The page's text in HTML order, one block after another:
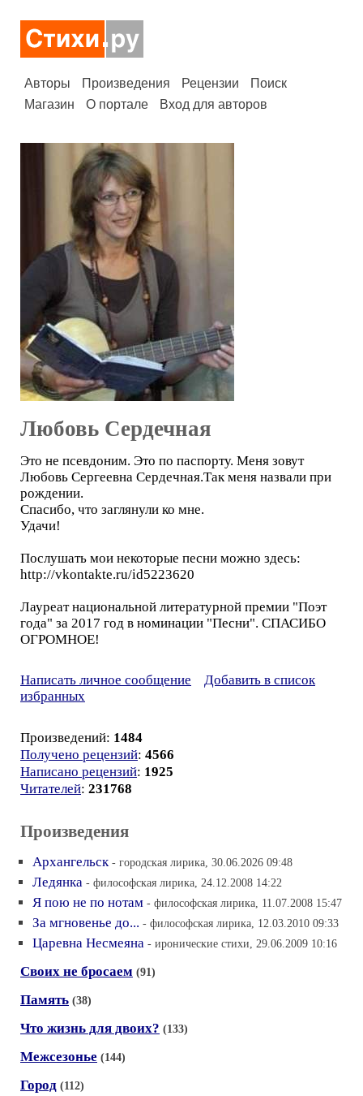
Авторы Произведения Рецензии
Поиск
Магазин
О портале Вход для авторов
Любовь Сердечная
Это не псевдоним. Это по паспорту. Меня зовут
Любовь Сергеевна Сердечная.Так меня назвали при
рождении.
Спасибо, что заглянули ко мне.
Удачи!
Послушать мои некоторые песни можно здесь:
http://vkontakte.ru/id5223620
Лауреат национальной литературной премии "Поэт
года" за 2017 год в номинации "Песни". СПАСИБО
ОГРОМНОЕ!
Написать личное сообщение
Добавить в список
избранных
Произведений: 1484
Получено рецензий: 4566
Написано рецензий: 1925
Читателей: 231768
Произведения
Архангельск - городская лирика, 30.06.2026 09:48
Ледянка - философская лирика, 24.12.2008 14:22
Я пою не по нотам - философская лирика, 11.07.2008 15:47
За мгновенье до... - философская лирика, 12.03.2010 09:33
Царевна Несмеяна - иронические стихи, 29.06.2009 10:16
Своих не бросаем (91)
Память (38)
Что жизнь для двоих? (133)
Межсезонье (144)
Город (112)